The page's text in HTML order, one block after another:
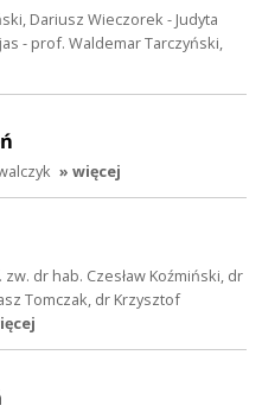
Dariusz Wieczorek - Judyta
- prof. Waldemar Tarczyński,
» więcej
dr hab. Czesław Koźmiński, dr
Tomczak, dr Krzysztof